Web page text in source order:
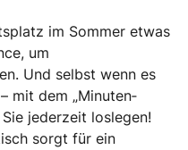
im Sommer etwas
um
Und selbst wenn es
mit dem „Minuten‐
jederzeit loslegen!
sorgt für ein